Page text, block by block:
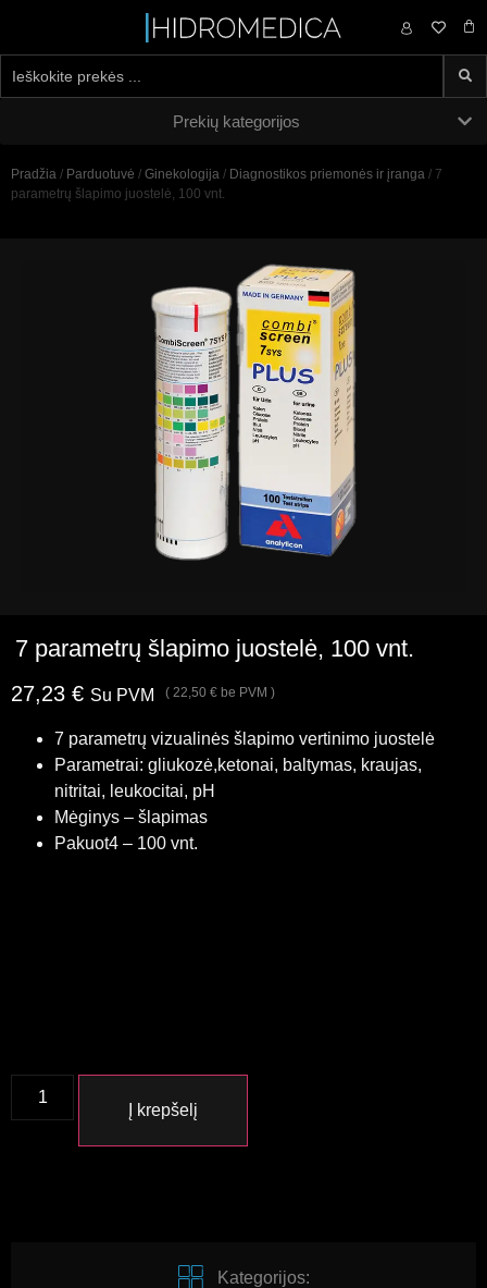
0,00 €
Prekių kategorijos
Pradžia / Parduotuvė / Ginekologija / Diagnostikos priemonės ir įranga / 7
parametrų šlapimo juostelė, 100 vnt.
7 parametrų šlapimo juostelė, 100 vnt.
27,23 € Su PVM ( 22,50 € be PVM )
7 parametrų vizualinės šlapimo vertinimo juostelė
Parametrai: gliukozė,ketonai, baltymas, kraujas,
nitritai, leukocitai, pH
Mėginys – šlapimas
Pakuot4 – 100 vnt.
Į krepšelį
Kategorijos: